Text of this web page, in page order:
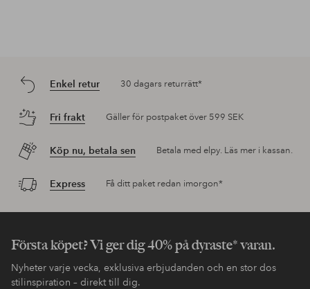
Enkel retur 30 dagars returrätt*
Fri frakt Gäller för postpaket över 599 SEK
Köp nu, betala sen Betala med elpy. Läs mer i kassan.
Express Få ditt paket redan imorgon*
Första köpet? Vi ger dig 40% på dyraste* varan.
Nyheter varje vecka, exklusiva erbjudanden och en stor dos
stilinspiration – direkt till dig.